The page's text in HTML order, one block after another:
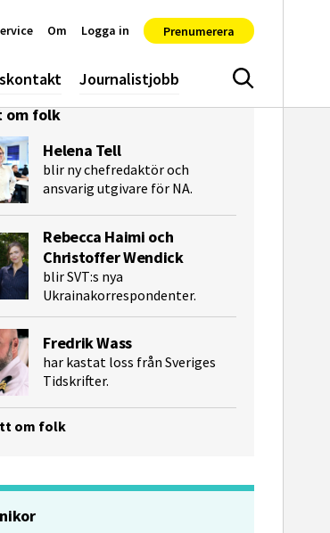
Journalistjobb Sök
Om Logga in Prenumerera
om folk
Helena Tell
blir ny chefredaktör och
ansvarig utgivare för NA.
Rebecca Haimi och
Christoffer Wendick
blir SVT:s nya
Ukrainakorrespondenter.
Fredrik Wass
har kastat loss från Sveriges
Tidskrifter.
om folk